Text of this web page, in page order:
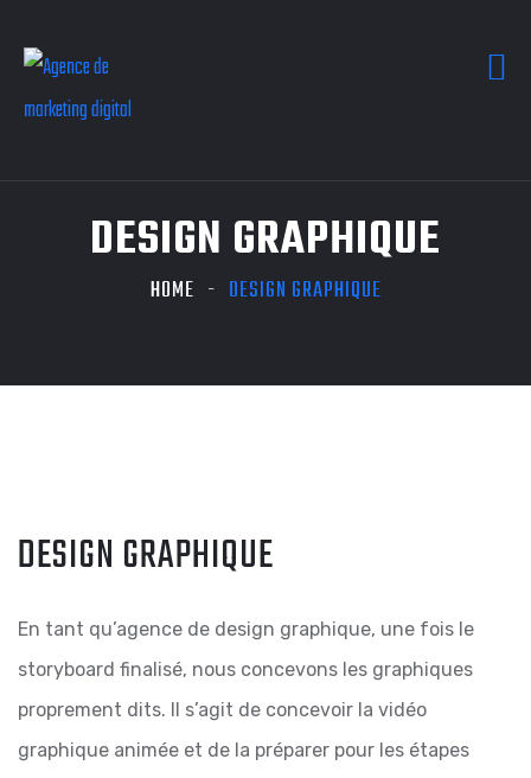
DESIGN GRAPHIQUE
HOME DESIGN GRAPHIQUE
DESIGN GRAPHIQUE
En tant qu’agence de design graphique, une fois le
storyboard finalisé, nous concevons les graphiques
proprement dits. Il s’agit de concevoir la vidéo
graphique animée et de la préparer pour les étapes